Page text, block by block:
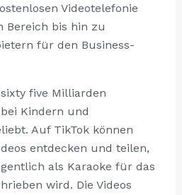
Videotelefonie
Bereich bis hin zu
für den Business-
five Milliarden
Kindern und
Auf TikTok können
entdecken und teilen,
als Karaoke für das
wird. Die Videos